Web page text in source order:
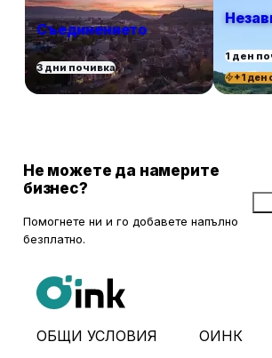
Съединението
3 дни почивка
1 ден
+1 ден
Не можете да намерите
бизнес?
Помогнете ни и го добавете напълно
безплатно.
ОБЩИ УСЛОВИЯ ОИНК